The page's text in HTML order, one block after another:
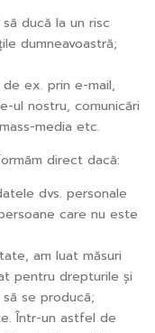
ducă la un risc
dumneavoastră;
ex. prin e-mail,
ul nostru, comunicări
media etc.
direct dacă:
dvs. personale
care nu este
am luat măsuri
pentru drepturile și
se producă;
Într-un astfel de